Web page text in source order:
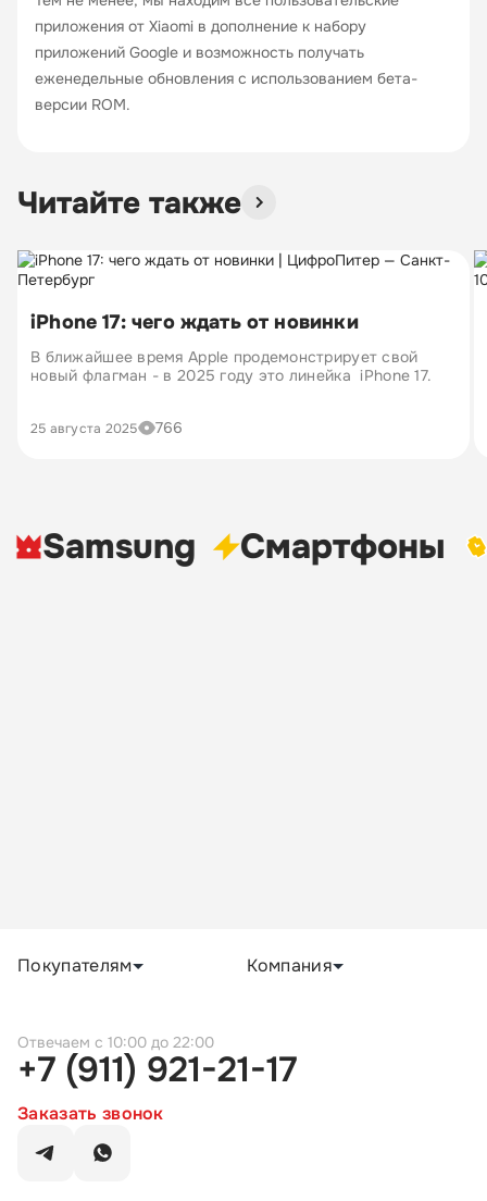
приложения от Xiaomi в дополнение к набору
приложений Google и возможность получать
еженедельные обновления с использованием бета-
версии ROM.
Читайте также
iPhone 17: чего ждать от новинки
В ближайшее время Apple продемонстрирует свой
новый флагман - в 2025 году это линейка iPhone 17.
25 августа 2025 766
Samsung Cмартфоны
Покупателям Компания
c 10:00 до 22:00
+7 (911) 921-21-17
Заказать звонок